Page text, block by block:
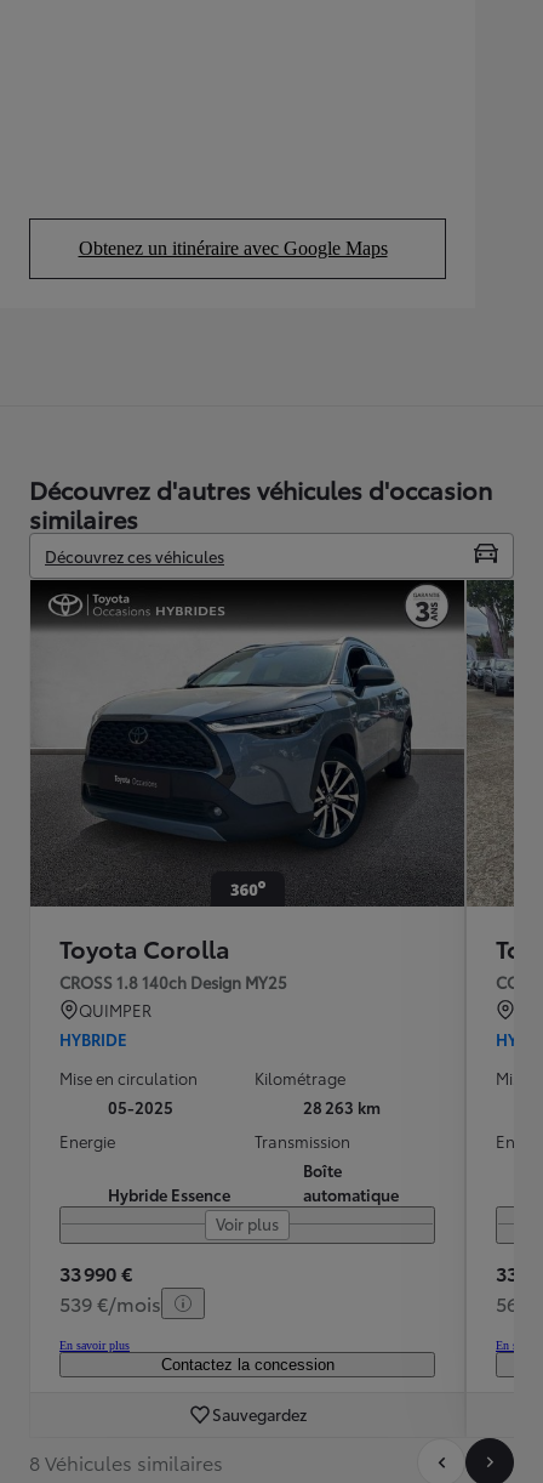
Obtenez un itinéraire avec Google Maps
(Opens in new tab)
Découvrez d'autres véhicules d'occasion
similaires
Découvrez ces véhicules
Toyota Corolla
CROSS 1.8 140ch Design MY25
QUIMPER
HYBRIDE
Mise en circulation
05-2025
Kilométrage
28 263 km
Energie
Hybride Essence
Transmission
Boîte
automatique
Voir plus
33 990 €
539 €/mois
En savoir plus
Contactez la concession
Sauvegardez
Mise
33
566
En
8 Véhicules similaires